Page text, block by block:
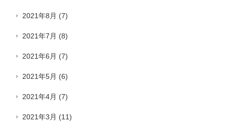
2021年8月 (7)
2021年7月 (8)
2021年6月 (7)
2021年5月 (6)
2021年4月 (7)
2021年3月 (11)